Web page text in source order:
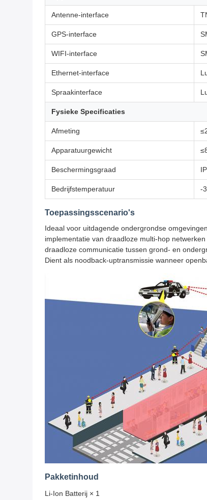
Antenne-interface
GPS-interface
WIFI-interface
Ethernet-interface
Spraakinterface
Fysieke Specificaties
Afmeting
Apparatuurgewicht
Beschermingsgraad
Bedrijfstemperatuur -
Toepassingsscenario's
Ideaal voor uitdagende ondergrondse
implementatie van draadloze multi-hop
draadloze communicatie tussen grond- en
Dient als noodback-uptransmissie wanneer
Pakketinhoud
Li-Ion Batterij × 1